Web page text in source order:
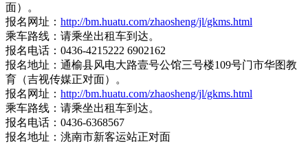
面）。
报名网址： http://bm.huatu.com/zhaosheng/jl/gkms.html
乘车路线：请乘坐出租车到达。
报名电话：0436-4215222 6902162
报名地址：通榆县风电大路壹号公馆三号楼109号门市华图教
育（吉视传媒正对面）。
报名网址： http://bm.huatu.com/zhaosheng/jl/gkms.html
乘车路线：请乘坐出租车到达。
报名电话：0436-6368567
报名地址：洮南市新客运站正对面